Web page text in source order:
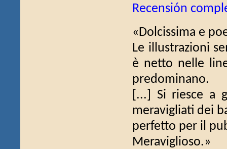
Recensión
«Dolcissima e
Le illustrazioni
è netto nelle
predominano.
[...] Si riesce a
meravigliati dei
perfetto per il
Meraviglioso.»